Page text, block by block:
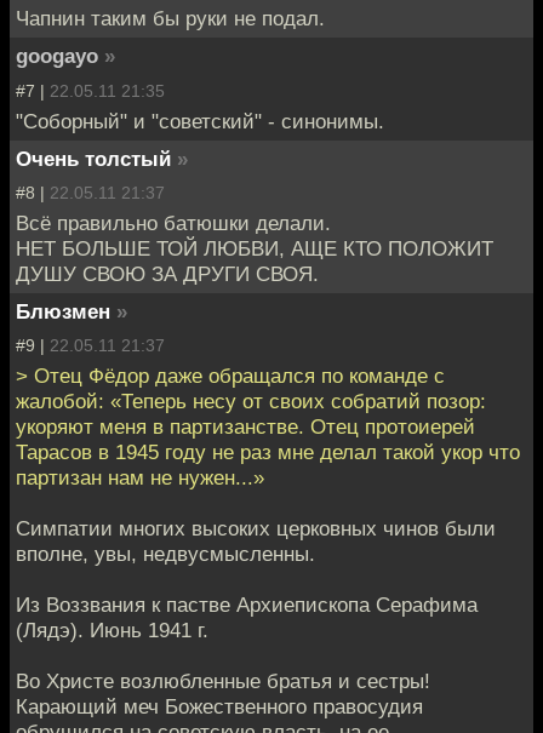
Чапнин таким бы руки не подал.
googayo »
#7 | 22.05.11 21:35
"Cоборный" и "советский" - синонимы.
Очень толстый »
#8 | 22.05.11 21:37
Всё правильно батюшки делали.
НЕТ БОЛЬШЕ ТОЙ ЛЮБВИ, АЩЕ КТО ПОЛОЖИТ
ДУШУ СВОЮ ЗА ДРУГИ СВОЯ.
Блюзмен »
#9 | 22.05.11 21:37
> Отец Фёдор даже обращался по команде с
жалобой: «Теперь несу от своих собратий позор:
укоряют меня в партизанстве. Отец протоиерей
Тарасов в 1945 году не раз мне делал такой укор что
партизан нам не нужен...»
Симпатии многих высоких церковных чинов были
вполне, увы, недвусмысленны.
Из Воззвания к пастве Архиепископа Серафима
(Лядэ). Июнь 1941 г.
Во Христе возлюбленные братья и сестры!
Карающий меч Божественного правосудия